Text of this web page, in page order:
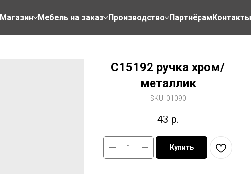
Магазин Мебель на заказ Производство ПартнёрамКонтакты
C15192 ручка хром/
металлик
SKU: 01090
43 р.
Купить